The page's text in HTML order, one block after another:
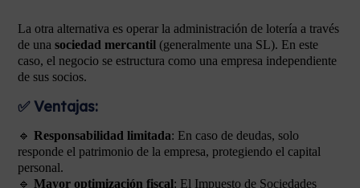
La otra alternativa es operar la administración de lotería a través
de una sociedad mercantil (generalmente una SL). En este
caso, el negocio se estructura como una empresa independiente
de sus socios.
✅Ventajas:
🔹 Responsabilidad limitada: En caso de deudas, solo
responde el patrimonio de la empresa, protegiendo el capital
personal.
🔹 Mayor optimización fiscal: El Impuesto de Sociedades